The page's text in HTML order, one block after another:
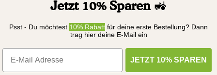
Jetzt 10% Sparen 🚜
Psst - Du möchtest 10% Rabatt für deine erste Bestellung? Dann
trag hier deine E-Mail ein
JETZT 10% SPAREN